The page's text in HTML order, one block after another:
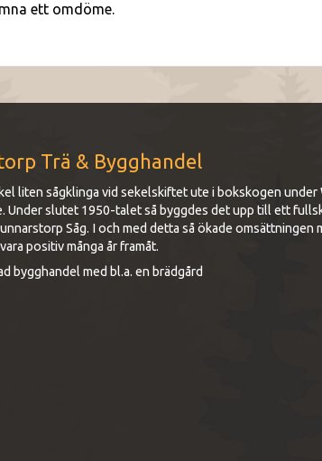
ett omdöme.
Trä & Bygghandel
liten sågklinga vid sekelskiftet ute i bokskogen under
Under slutet 1950-talet så byggdes det upp till ett
Såg. I och med detta så ökade omsättningen
positiv många år framåt.
bygghandel med bl.a. en brädgård